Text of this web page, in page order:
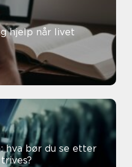
hva bør du se etter